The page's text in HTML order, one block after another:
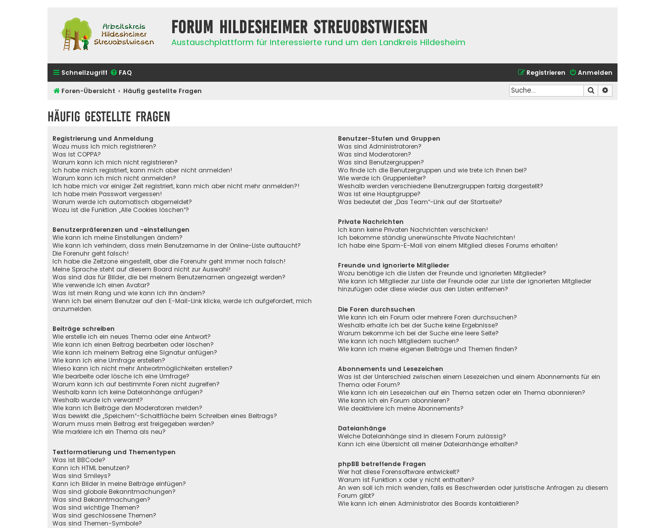
Forum Hildesheimer Streuobstwiesen
Austauschplattform für Interessierte rund um den Landkreis Hildesheim
Schnellzugriff FAQ Anmelden
Registrieren
Foren-Übersicht Häufig gestellte Fragen Suche
Häufig gestellte Fragen
Registrierung und Anmeldung
Wozu muss ich mich registrieren?
Was ist COPPA?
Warum kann ich mich nicht registrieren?
Ich habe mich registriert, kann mich aber nicht anmelden!
Warum kann ich mich nicht anmelden?
Ich habe mich vor einiger Zeit registriert, kann mich aber nicht mehr anmelden?!
Ich habe mein Passwort vergessen!
Warum werde ich automatisch abgemeldet?
Wozu ist die Funktion „Alle Cookies löschen“?
Benutzerpräferenzen und -einstellungen
Wie kann ich meine Einstellungen ändern?
Wie kann ich verhindern, dass mein Benutzername in der Online-Liste auftaucht?
Die Forenuhr geht falsch!
Ich habe die Zeitzone eingestellt, aber die Forenuhr geht immer noch falsch!
Meine Sprache steht auf diesem Board nicht zur Auswahl!
Was sind das für Bilder, die bei meinem Benutzernamen angezeigt werden?
Wie verwende ich einen Avatar?
Was ist mein Rang und wie kann ich ihn ändern?
Wenn ich bei einem Benutzer auf den E-Mail-Link klicke, werde ich aufgefordert, mich
anzumelden.
Beiträge schreiben
Wie erstelle ich ein neues Thema oder eine Antwort?
Wie kann ich einen Beitrag bearbeiten oder löschen?
Wie kann ich meinem Beitrag eine Signatur anfügen?
Wie kann ich eine Umfrage erstellen?
Wieso kann ich nicht mehr Antwortmöglichkeiten erstellen?
Wie bearbeite oder lösche ich eine Umfrage?
Warum kann ich auf bestimmte Foren nicht zugreifen?
Weshalb kann ich keine Dateianhänge anfügen?
Weshalb wurde ich verwarnt?
Wie kann ich Beiträge den Moderatoren melden?
Was bewirkt die „Speichern“-Schaltfläche beim Schreiben eines Beitrags?
Warum muss mein Beitrag erst freigegeben werden?
Wie markiere ich ein Thema als neu?
Textformatierung und Thementypen
Was ist BBCode?
Kann ich HTML benutzen?
Was sind Smileys?
Kann ich Bilder in meine Beiträge einfügen?
Was sind globale Bekanntmachungen?
Was sind Bekanntmachungen?
Was sind wichtige Themen?
Was sind geschlossene Themen?
Was sind Themen-Symbole?
Benutzer-Stufen und Gruppen
Was sind Administratoren?
Was sind Moderatoren?
Was sind Benutzergruppen?
Wo finde ich die Benutzergruppen und wie trete ich ihnen bei?
Wie werde ich Gruppenleiter?
Weshalb werden verschiedene Benutzergruppen farbig dargestellt?
Was ist eine Hauptgruppe?
Was bedeutet der „Das Team“-Link auf der Startseite?
Private Nachrichten
Ich kann keine Privaten Nachrichten verschicken!
Ich bekomme ständig unerwünschte Private Nachrichten!
Ich habe eine Spam-E-Mail von einem Mitglied dieses Forums erhalten!
Freunde und ignorierte Mitglieder
Wozu benötige ich die Listen der Freunde und ignorierten Mitglieder?
Wie kann ich Mitglieder zur Liste der Freunde oder zur Liste der ignorierten Mitglieder
hinzufügen oder diese wieder aus den Listen entfernen?
Die Foren durchsuchen
Wie kann ich ein Forum oder mehrere Foren durchsuchen?
Weshalb erhalte ich bei der Suche keine Ergebnisse?
Warum bekomme ich bei der Suche eine leere Seite?
Wie kann ich nach Mitgliedern suchen?
Wie kann ich meine eigenen Beiträge und Themen finden?
Abonnements und Lesezeichen
Was ist der Unterschied zwischen einem Lesezeichen und einem Abonnements für ein
Thema oder Forum?
Wie kann ich ein Lesezeichen auf ein Thema setzen oder ein Thema abonnieren?
Wie kann ich ein Forum abonnieren?
Wie deaktiviere ich meine Abonnements?
Dateianhänge
Welche Dateianhänge sind in diesem Forum zulässig?
Kann ich eine Übersicht all meiner Dateianhänge erhalten?
phpBB betreffende Fragen
Wer hat diese Forensoftware entwickelt?
Warum ist Funktion x oder y nicht enthalten?
An wen soll ich mich wenden, falls es Beschwerden oder juristische Anfragen zu diesem
Forum gibt?
Wie kann ich einen Administrator des Boards kontaktieren?